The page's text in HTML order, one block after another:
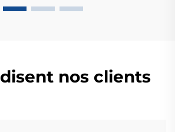
nos clients